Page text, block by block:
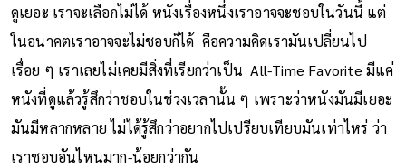
ดูเยอะ เราจะเลือกไม่ได้ หนังเรื่องหนึ่งเราอาจจะชอบในวันนี้ แต่
ในอนาคตเราอาจจะไม่ชอบก็ได้ คือความคิดเรามันเปลี่ยนไป
เรื่อย ๆ เราเลยไม่เคยมีสิ่งที่เรียกว่าเป็น All-Time Favorite มีแค่
หนังที่ดูแล้วรู้สึกว่าชอบในช่วงเวลานั้น ๆ เพราะว่าหนังมันมีเยอะ
มันมีหลากหลาย ไม่ได้รู้สึกว่าอยากไปเปรียบเทียบมันเท่าไหร่ ว่า
เราชอบอันไหนมาก-น้อยกว่ากัน